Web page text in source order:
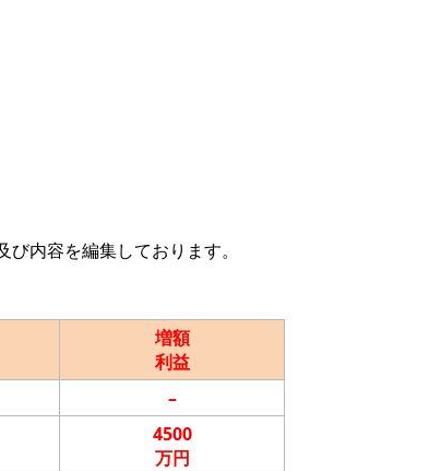
内容を編集しております。
増額
利益
–
4500
万円